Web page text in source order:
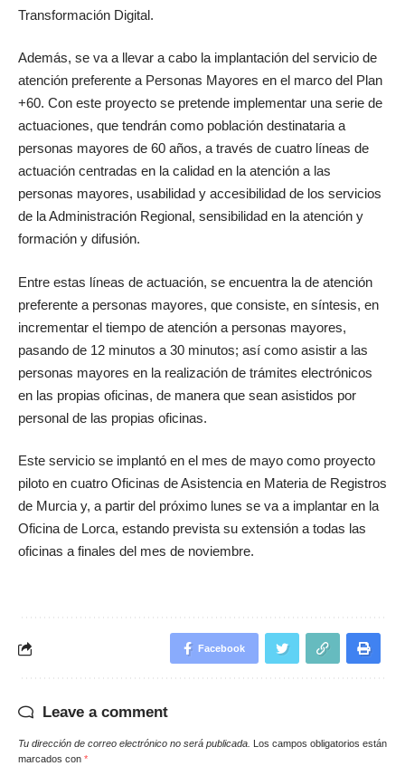
Transformación Digital.
Además, se va a llevar a cabo la implantación del servicio de
atención preferente a Personas Mayores en el marco del Plan
+60. Con este proyecto se pretende implementar una serie de
actuaciones, que tendrán como población destinataria a
personas mayores de 60 años, a través de cuatro líneas de
actuación centradas en la calidad en la atención a las
personas mayores, usabilidad y accesibilidad de los servicios
de la Administración Regional, sensibilidad en la atención y
formación y difusión.
Entre estas líneas de actuación, se encuentra la de atención
preferente a personas mayores, que consiste, en síntesis, en
incrementar el tiempo de atención a personas mayores,
pasando de 12 minutos a 30 minutos; así como asistir a las
personas mayores en la realización de trámites electrónicos
en las propias oficinas, de manera que sean asistidos por
personal de las propias oficinas.
Este servicio se implantó en el mes de mayo como proyecto
piloto en cuatro Oficinas de Asistencia en Materia de Registros
de Murcia y, a partir del próximo lunes se va a implantar en la
Oficina de Lorca, estando prevista su extensión a todas las
oficinas a finales del mes de noviembre.
Facebook
Leave a comment
Tu dirección de correo electrónico no será publicada. Los campos obligatorios están
marcados con *